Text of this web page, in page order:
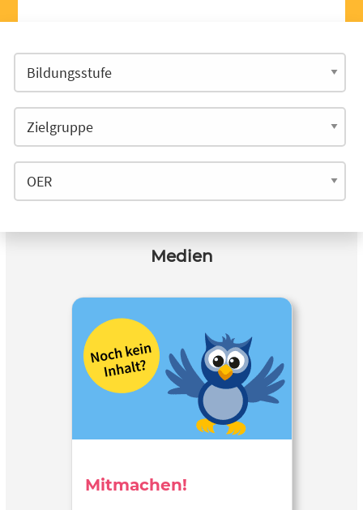
Medien
Mitmachen!